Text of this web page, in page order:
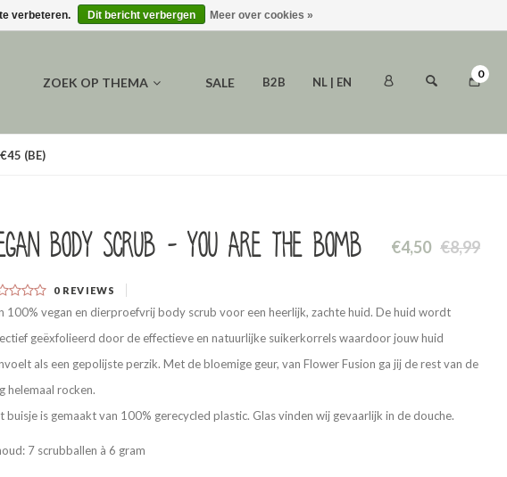
ZOEK OP THEMA SALE B2B NL | EN
0
(BE)
body scrub - You are the bomb €4,50 €8,99
0 REVIEWS
100% vegan en dierproefvrij body scrub voor een heerlijk, zachte huid. De huid wordt
geëxfolieerd door de effectieve en natuurlijke suikerkorrels waardoor jouw huid
als een gepolijste perzik. Met de bloemige geur, van Flower Fusion ga jij de rest van de
helemaal rocken.
buisje is gemaakt van 100% gerecycled plastic. Glas vinden wij gevaarlijk in de douche.
7 scrubballen à 6 gram
verbeteren. Dit bericht verbergen Meer over cookies »